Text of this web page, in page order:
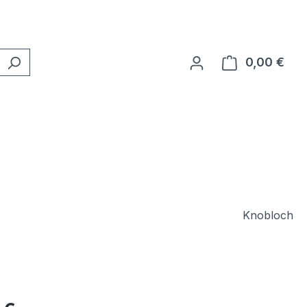
0,00 €
Knobloch